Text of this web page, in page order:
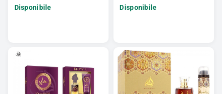
Disponibile
Disponibile